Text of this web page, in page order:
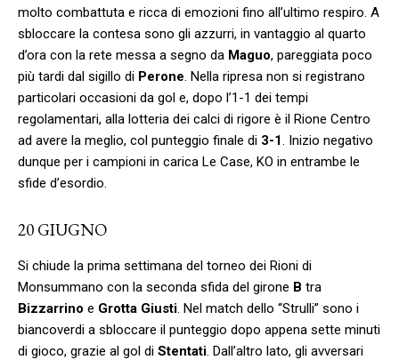
molto combattuta e ricca di emozioni fino all’ultimo respiro. A
sbloccare la contesa sono gli azzurri, in vantaggio al quarto
d’ora con la rete messa a segno da Maguo, pareggiata poco
più tardi dal sigillo di Perone. Nella ripresa non si registrano
particolari occasioni da gol e, dopo l’1-1 dei tempi
regolamentari, alla lotteria dei calci di rigore è il Rione Centro
ad avere la meglio, col punteggio finale di 3-1. Inizio negativo
dunque per i campioni in carica Le Case, KO in entrambe le
sfide d’esordio.
20 GIUGNO
Si chiude la prima settimana del torneo dei Rioni di
Monsummano con la seconda sfida del girone B tra
Bizzarrino e Grotta Giusti. Nel match dello “Strulli” sono i
biancoverdi a sbloccare il punteggio dopo appena sette minuti
di gioco, grazie al gol di Stentati. Dall’altro lato, gli avversari